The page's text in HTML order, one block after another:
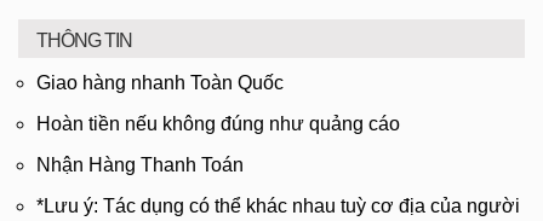
THÔNG TIN
Giao hàng nhanh Toàn Quốc
Hoàn tiền nếu không đúng như quảng cáo
Nhận Hàng Thanh Toán
*Lưu ý: Tác dụng có thể khác nhau tuỳ cơ địa của người